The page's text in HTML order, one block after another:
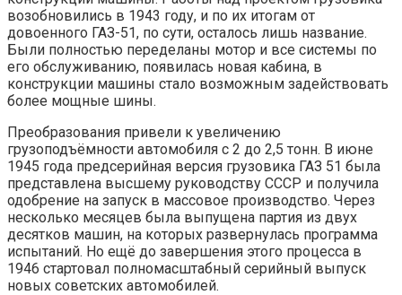
возобновились в 1943 году, и по их итогам от
довоенного ГАЗ-51, по сути, осталось лишь название.
Были полностью переделаны мотор и все системы по
его обслуживанию, появилась новая кабина, в
конструкции машины стало возможным задействовать
более мощные шины.
Преобразования привели к увеличению
грузоподъёмности автомобиля с 2 до 2,5 тонн. В июне
1945 года предсерийная версия грузовика ГАЗ 51 была
представлена высшему руководству СССР и получила
одобрение на запуск в массовое производство. Через
несколько месяцев была выпущена партия из двух
десятков машин, на которых развернулась программа
испытаний. Но ещё до завершения этого процесса в
1946 стартовал полномасштабный серийный выпуск
новых советских автомобилей.